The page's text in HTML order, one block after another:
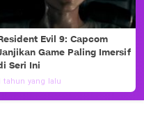
Evil 9: Capcom
Game Paling Imersif
Seri Ini
tahun yang lalu